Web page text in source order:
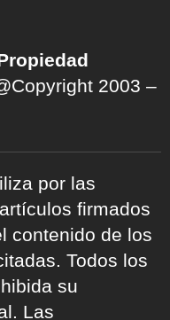
2003 –
por las
firmados
contenido de los
Todos los
su
Las